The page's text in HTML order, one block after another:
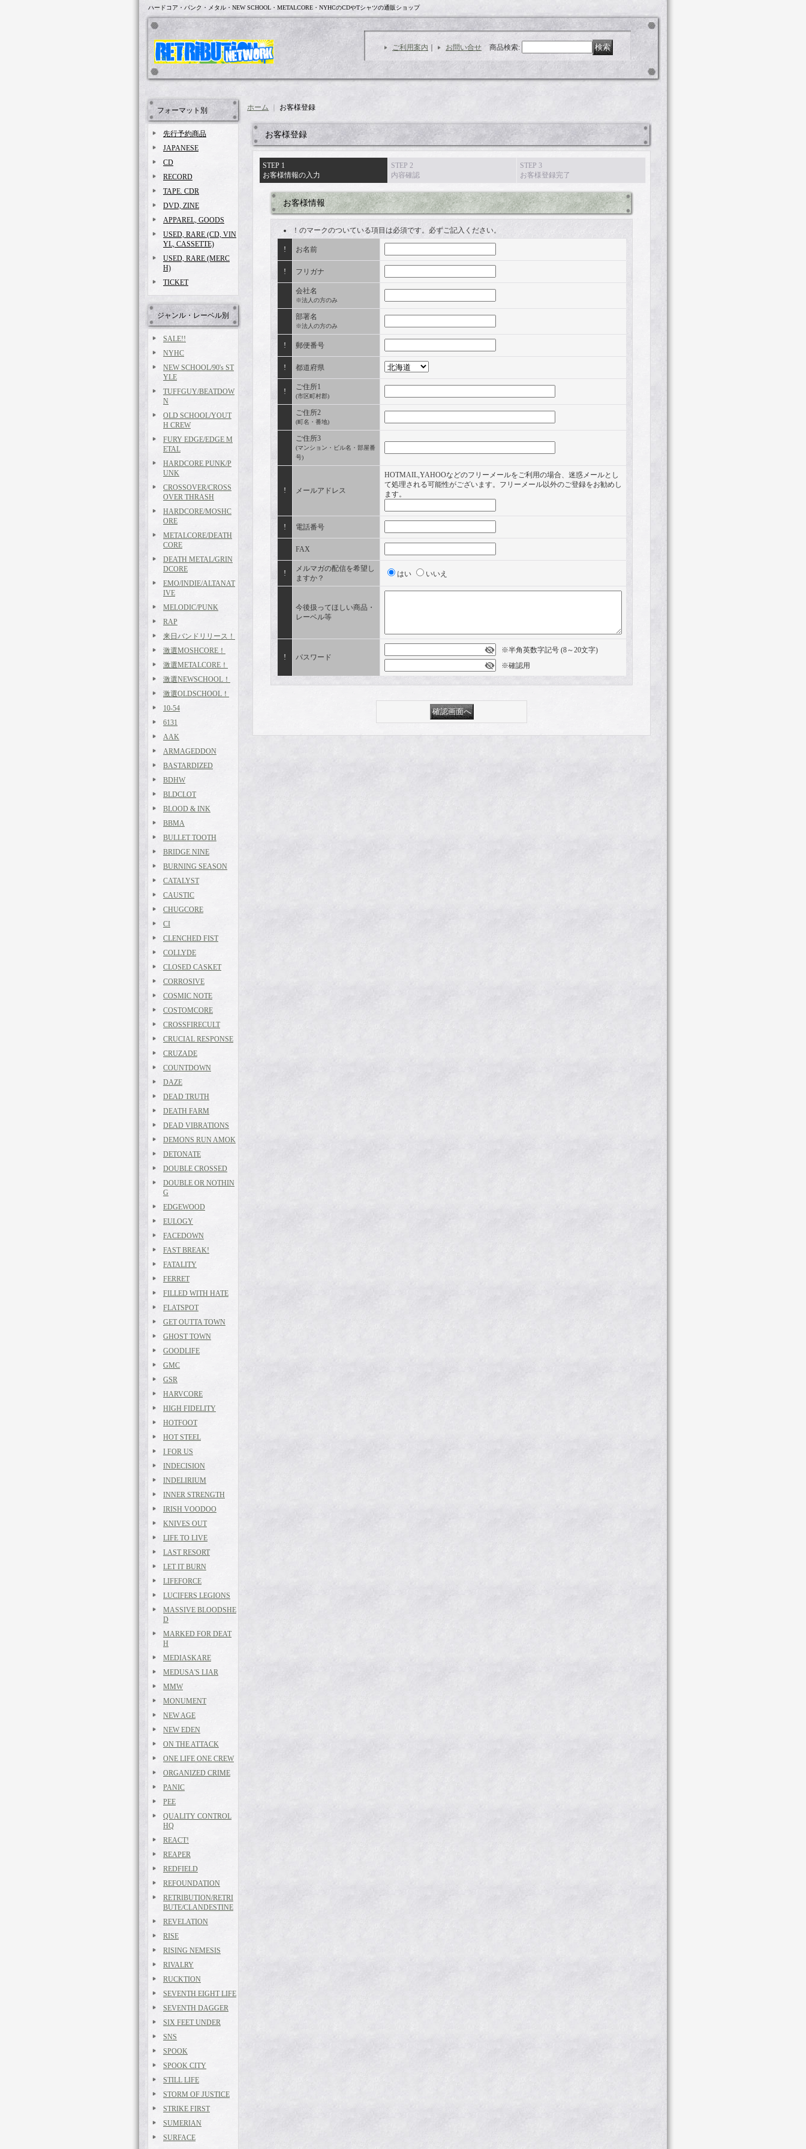
ハードコア・パンク・メタル・NEW SCHOOL・METALCORE・NYHCのCDやTシャツの通販ショップ
ご利用案内 お問い合せ 商品検索:
フォーマット別
先行予約商品
JAPANESE
CD
RECORD
TAPE. CDR
DVD, ZINE
APPAREL, GOODS
USED, RARE (CD, VIN
YL, CASSETTE)
USED, RARE (MERC
H)
TICKET
ジャンル・レーベル別
SALE!!
NYHC
NEW SCHOOL/90's ST
YLE
TUFFGUY/BEATDOW
N
OLD SCHOOL/YOUT
H CREW
FURY EDGE/EDGE M
ETAL
HARDCORE PUNK/P
UNK
CROSSOVER/CROSS
OVER THRASH
HARDCORE/MOSHC
ORE
METALCORE/DEATH
CORE
DEATH METAL/GRIN
DCORE
EMO/INDIE/ALTANAT
IVE
MELODIC/PUNK
RAP
来日バンドリリース！
激選MOSHCORE！
激選METALCORE！
激選NEWSCHOOL！
激選OLDSCHOOL！
10-54
6131
AAK
ARMAGEDDON
BASTARDIZED
BDHW
BLDCLOT
BLOOD & INK
BBMA
BULLET TOOTH
BRIDGE NINE
BURNING SEASON
CATALYST
CAUSTIC
CHUGCORE
CI
CLENCHED FIST
COLLYDE
CLOSED CASKET
CORROSIVE
COSMIC NOTE
COSTOMCORE
CROSSFIRECULT
CRUCIAL RESPONSE
CRUZADE
COUNTDOWN
DAZE
DEAD TRUTH
DEATH FARM
DEAD VIBRATIONS
DEMONS RUN AMOK
DETONATE
DOUBLE CROSSED
DOUBLE OR NOTHIN
G
EDGEWOOD
EULOGY
FACEDOWN
FAST BREAK!
FATALITY
FERRET
FILLED WITH HATE
FLATSPOT
GET OUTTA TOWN
GHOST TOWN
GOODLIFE
GMC
GSR
HARVCORE
HIGH FIDELITY
HOTFOOT
HOT STEEL
I FOR US
INDECISION
INDELIRIUM
INNER STRENGTH
IRISH VOODOO
KNIVES OUT
LIFE TO LIVE
LAST RESORT
LET IT BURN
LIFEFORCE
LUCIFERS LEGIONS
MASSIVE BLOODSHE
D
MARKED FOR DEAT
H
MEDIASKARE
MEDUSA'S LIAR
MMW
MONUMENT
NEW AGE
NEW EDEN
ON THE ATTACK
ONE LIFE ONE CREW
ORGANIZED CRIME
PANIC
PEE
QUALITY CONTROL
HQ
REACT!
REAPER
REDFIELD
REFOUNDATION
RETRIBUTION/RETRI
BUTE/CLANDESTINE
REVELATION
RISE
RISING NEMESIS
RIVALRY
RUCKTION
SEVENTH EIGHT LIFE
SEVENTH DAGGER
SIX FEET UNDER
SNS
SPOOK
SPOOK CITY
STILL LIFE
STORM OF JUSTICE
STRIKE FIRST
SUMERIAN
SURFACE
ホーム お客様登録
お客様登録
STEP 1
お客様情報の入力
STEP 2
内容確認
STEP 3
お客様登録完了
お客様情報
！ のマークのついている項目は必須です。必ずご記入ください。
! お名前
! フリガナ
会社名
※法人の方のみ
部署名
※法人の方のみ
! 郵便番号
! 都道府県
!
ご住所1
(市区町村郡)
ご住所2
(町名・番地)
ご住所3
(マンション・ビル名・部屋番
号)
! メールアドレス
HOTMAIL,YAHOOなどのフリーメールをご利用の場合、迷惑メールとし
て処理される可能性がございます。フリーメール以外のご登録をお勧めし
ます。
! 電話番号
FAX
!
メルマガの配信を希望し
ますか？
はい いいえ
今後扱ってほしい商品・
レーベル等
! パスワード
※半角英数字記号 (8～20文字)
※確認用